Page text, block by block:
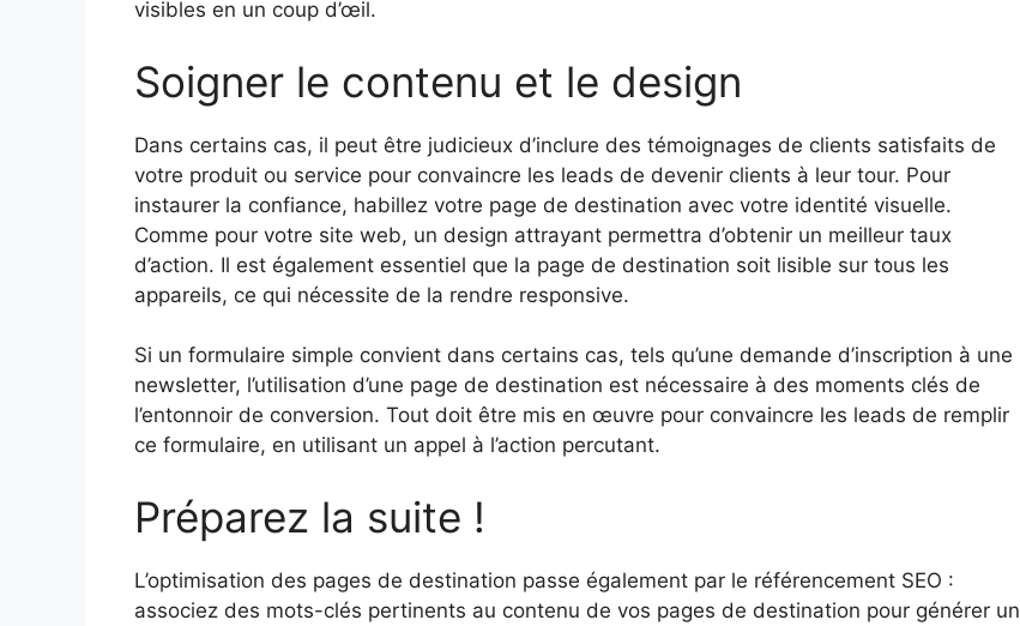
visibles en un coup d’œil.
Soigner le contenu et le design
Dans certains cas, il peut être judicieux d’inclure des témoignages de clients satisfaits de
votre produit ou service pour convaincre les leads de devenir clients à leur tour. Pour
instaurer la confiance, habillez votre page de destination avec votre identité visuelle.
Comme pour votre site web, un design attrayant permettra d’obtenir un meilleur taux
d’action. Il est également essentiel que la page de destination soit lisible sur tous les
appareils, ce qui nécessite de la rendre responsive.
Si un formulaire simple convient dans certains cas, tels qu’une demande d’inscription à une
newsletter, l’utilisation d’une page de destination est nécessaire à des moments clés de
l’entonnoir de conversion. Tout doit être mis en œuvre pour convaincre les leads de remplir
ce formulaire, en utilisant un appel à l’action percutant.
Préparez la suite !
L’optimisation des pages de destination passe également par le référencement SEO :
associez des mots-clés pertinents au contenu de vos pages de destination pour générer un